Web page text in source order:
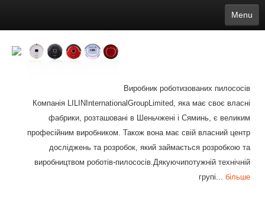
Menu
Deutsch
Português 日本語
Mongolian bāṅlā Norsk
Türkçe
Ўзбек тили
india Tiếng Việt íslenska Estonia
Bulgarian
Ukrainian Slovenčina
Виробник роботизованих пилососів
Компанія LILINInternationalGroupLimited, яка має своє власні
фабрики, розташовані в Шеньчжені і Сяминь, є великим
професійним виробником. Також вона має свій власний центр
досліджень та розробок, який займається розробкою та
виробництвом роботів-пилососів.Дякуючипотужній технічній
групі... більше